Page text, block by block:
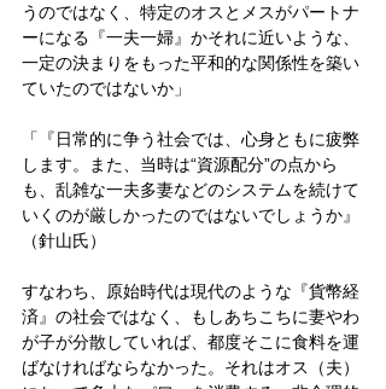
うのではなく、特定のオスとメスがパートナ
ーになる『一夫一婦』かそれに近いような、
一定の決まりをもった平和的な関係性を築い
ていたのではないか」
「『日常的に争う社会では、心身ともに疲弊
します。また、当時は“資源配分”の点から
も、乱雑な一夫多妻などのシステムを続けて
いくのが厳しかったのではないでしょうか』
（針山氏）
すなわち、原始時代は現代のような『貨幣経
済』の社会ではなく、もしあちこちに妻やわ
が子が分散していれば、都度そこに食料を運
ばなければならなかった。それはオス（夫）